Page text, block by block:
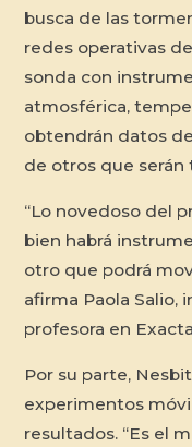
busca de las
redes operativas
sonda con
atmosférica,
obtendrán datos
de otros que serán
“Lo novedoso del
bien habrá
otro que podrá
afirma Paola Salio,
profesora en
Por su parte,
experimentos
resultados. “Es el